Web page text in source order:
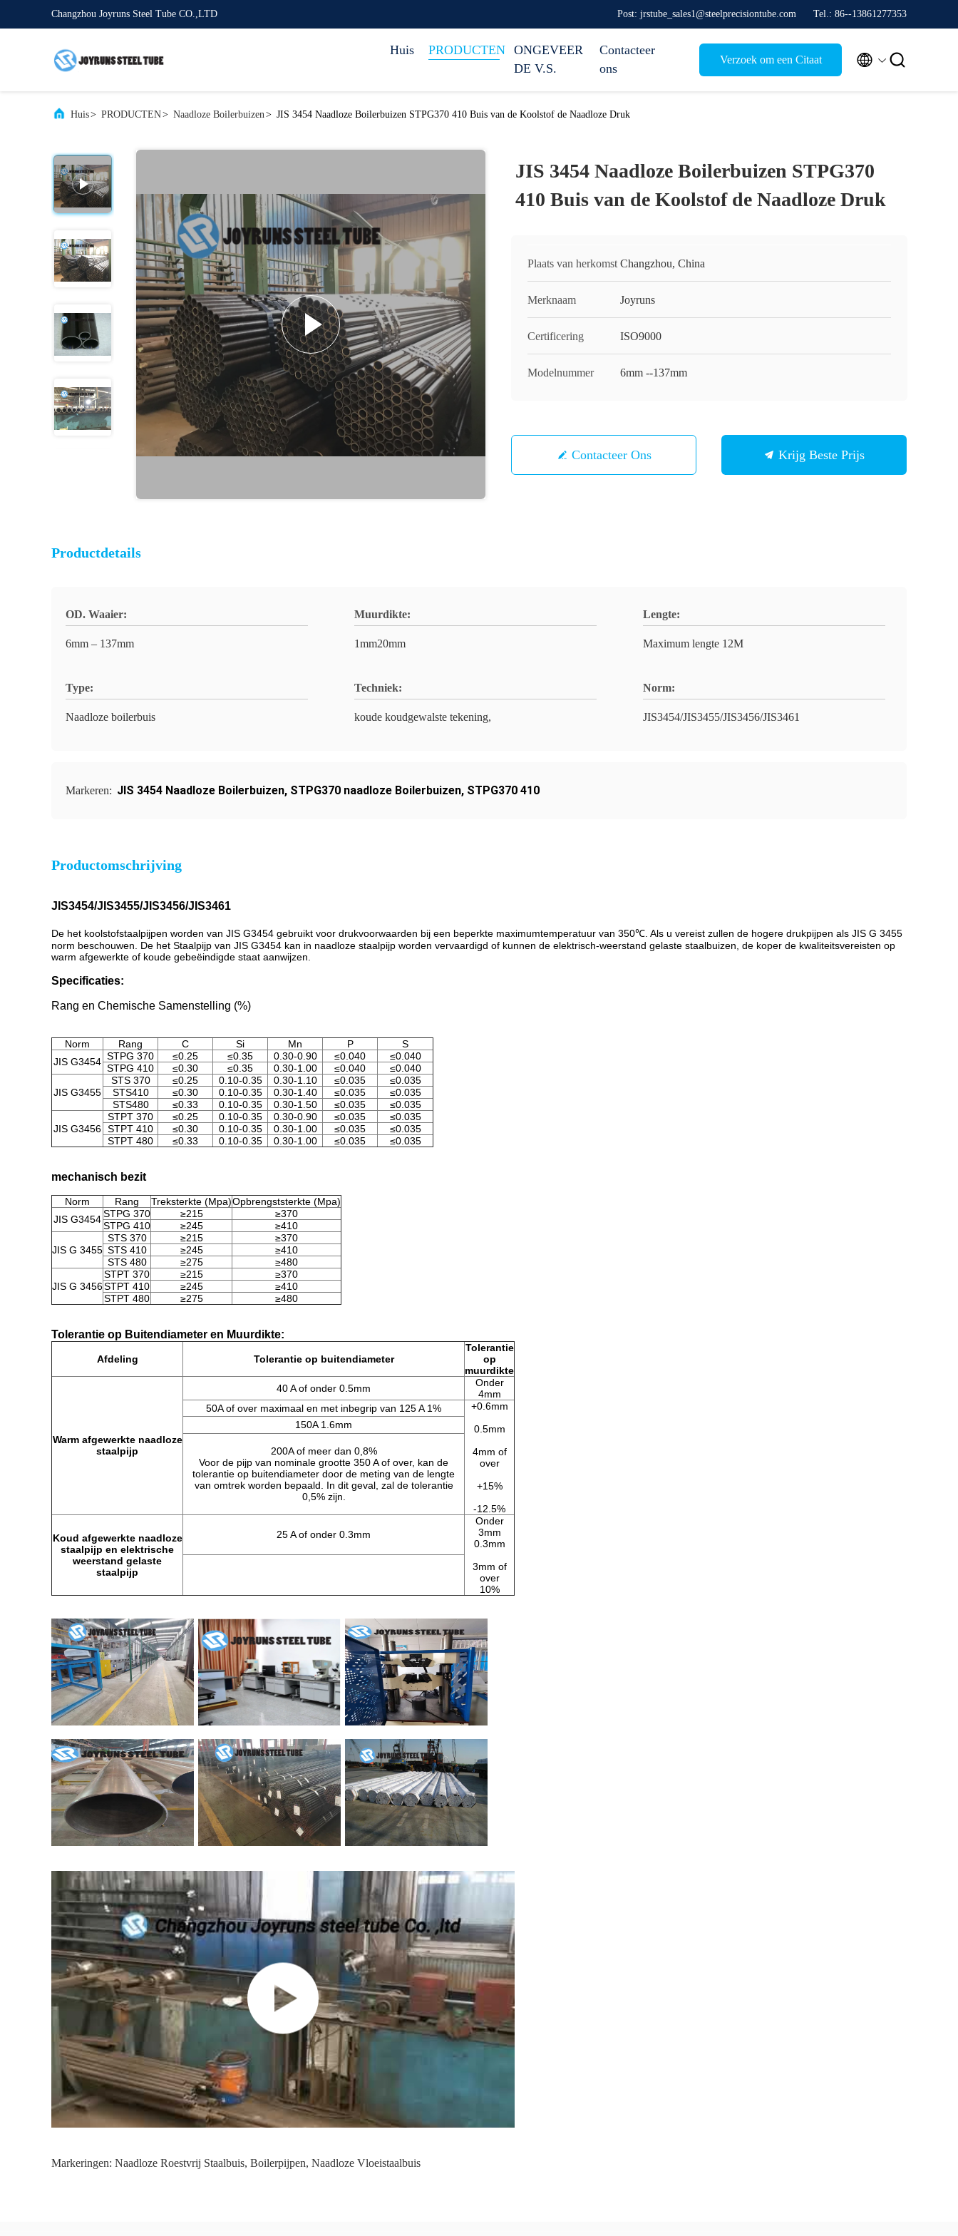
Changzhou Joyruns Steel Tube CO.,LTD Post: jrstube_sales1@steelprecisiontube.com Tel.: 86--13861277353
Huis PRODUCTEN ONGEVEER
DE V.S.
Contacteer
ons
Verzoek om een Citaat  
Huis> PRODUCTEN> Naadloze Boilerbuizen> JIS 3454 Naadloze Boilerbuizen STPG370 410 Buis van de Koolstof de Naadloze Druk
JIS 3454 Naadloze Boilerbuizen STPG370
410 Buis van de Koolstof de Naadloze Druk
Plaats van herkomst Changzhou, China
Merknaam Joyruns
Certificering ISO9000
Modelnummer 6mm --137mm
Contacteer Ons Krijg Beste Prijs
Productdetails
OD. Waaier:
6mm – 137mm
Muurdikte:
1mm20mm
Lengte:
Maximum lengte 12M
Type:
Naadloze boilerbuis
Techniek:
koude koudgewalste tekening,
Norm:
JIS3454/JIS3455/JIS3456/JIS3461
Markeren: JIS 3454 Naadloze Boilerbuizen, STPG370 naadloze Boilerbuizen, STPG370 410
Productomschrijving
JIS3454/JIS3455/JIS3456/JIS3461
De het koolstofstaalpijpen worden van JIS G3454 gebruikt voor drukvoorwaarden bij een beperkte maximumtemperatuur van 350℃. Als u vereist zullen de hogere drukpijpen als JIS G 3455
norm beschouwen. De het Staalpijp van JIS G3454 kan in naadloze staalpijp worden vervaardigd of kunnen de elektrisch-weerstand gelaste staalbuizen, de koper de kwaliteitsvereisten op
warm afgewerkte of koude gebeëindigde staat aanwijzen.
Specificaties:
Rang en Chemische Samenstelling (%)
Norm Rang C Si Mn P
S
JIS G3454 STPG 370 ≤0.25 ≤0.35 0.30-0.90 ≤0.040
≤0.040
STPG 410
≤0.30 ≤0.35 0.30-1.00 ≤0.040 ≤0.040
JIS G3455
STS 370 ≤0.25 0.10-0.35 0.30-1.10 ≤0.035
≤0.035
STS410
≤0.30 0.10-0.35 0.30-1.40 ≤0.035
≤0.035
STS480
≤0.33 0.10-0.35 0.30-1.50 ≤0.035 ≤0.035
JIS G3456
STPT 370 ≤0.25 0.10-0.35 0.30-0.90 ≤0.035
≤0.035
STPT 410
≤0.30 0.10-0.35 0.30-1.00 ≤0.035
≤0.035
STPT 480
≤0.33 0.10-0.35 0.30-1.00 ≤0.035 ≤0.035
mechanisch bezit
Norm Rang Treksterkte (Mpa)Opbrengststerkte (Mpa)
JIS G3454STPG 370 ≥215
≥370
STPG 410
≥245 ≥410
JIS G 3455
STS 370 ≥215
≥370
STS 410
≥245
≥410
STS 480
≥275 ≥480
JIS G 3456
STPT 370 ≥215
≥370
STPT 410
≥245
≥410
STPT 480
≥275 ≥480
Tolerantie op Buitendiameter en Muurdikte:
Afdeling Tolerantie op buitendiameter
Tolerantie
op
muurdikte
Warm afgewerkte naadloze
staalpijp
40 A of onder 0.5mm
Onder
4mm
50A of over maximaal en met inbegrip van 125 A 1%
+0.6mm
0.5mm
4mm of
over
+15%
-12.5%
150A 1.6mm
200A of meer dan 0,8%
Voor de pijp van nominale grootte 350 A of over, kan de
tolerantie op buitendiameter door de meting van de lengte
van omtrek worden bepaald. In dit geval, zal de tolerantie
0,5% zijn.
Koud afgewerkte naadloze
staalpijp en elektrische
weerstand gelaste
staalpijp
25 A of onder 0.3mm
Onder
3mm
0.3mm
3mm of
over
10%
Markeringen: Naadloze Roestvrij Staalbuis, Boilerpijpen, Naadloze Vloeistaalbuis